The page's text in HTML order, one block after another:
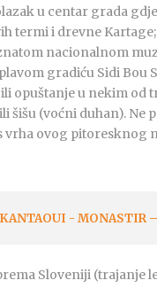
u centar grada
termi i drevne
nacionalnom
gradiću Sidi Bou
opuštanje u nekim
šišu (voćni duhan).
ovog pitoresknog
- MONASTIR
Sloveniji (trajanje